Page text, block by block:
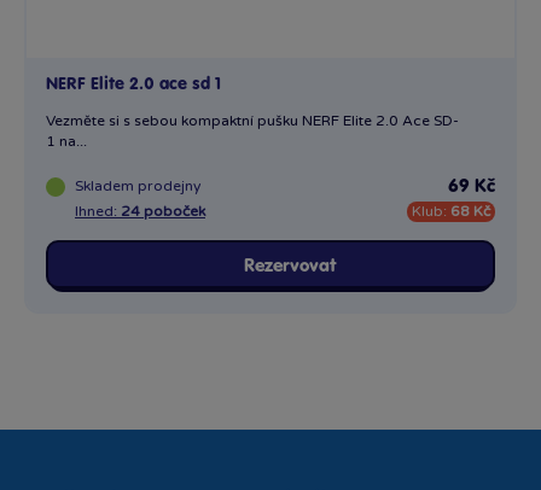
NERF Elite 2.0 ace sd 1
Vezměte si s sebou kompaktní pušku NERF Elite 2.0 Ace SD-
1 na...
Skladem prodejny
Ihned: 24 poboček
69 Kč
Klub: 68 Kč
Rezervovat